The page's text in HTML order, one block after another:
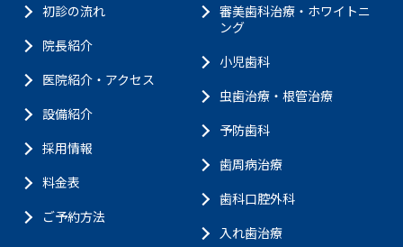
初診の流れ
院長紹介
医院紹介・アクセス
設備紹介
採用情報
料金表
ご予約方法
審美歯科治療・ホワイトニ
ング
小児歯科
虫歯治療・根管治療
予防歯科
歯周病治療
歯科口腔外科
入れ歯治療